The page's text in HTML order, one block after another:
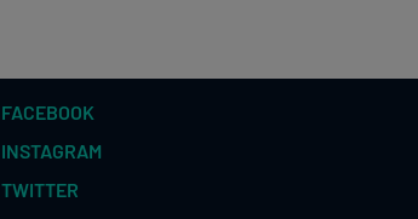
FACEBOOK
INSTAGRAM
TWITTER